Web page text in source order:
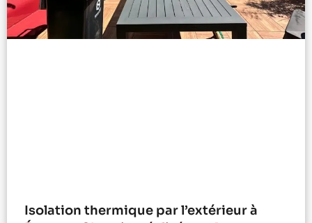
Isolation thermique par l’extérieur à